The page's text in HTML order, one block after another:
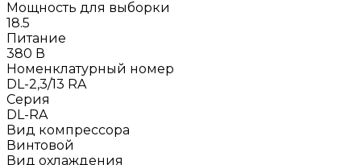
Мощность для выборки
18.5
Питание
380 В
Номенклатурный номер
DL-2,3/13 RA
Серия
DL-RA
Вид компрессора
Винтовой
Вид охлаждения